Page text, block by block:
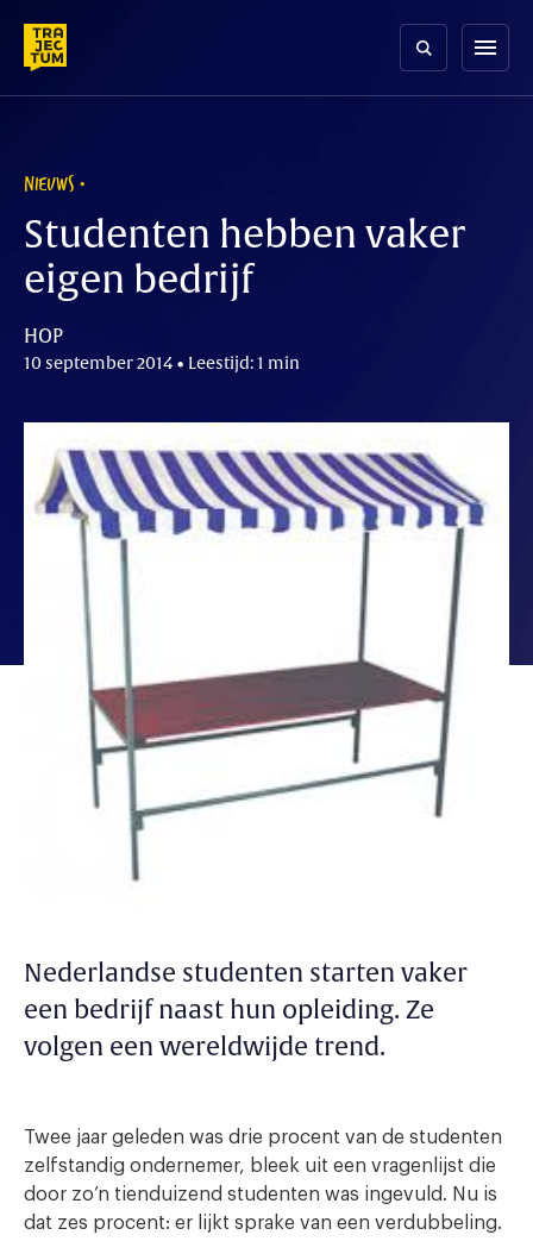
content
menu
NIEUWS
Studenten hebben vaker
eigen bedrijf
HOP
10 september 2014 • Leestijd: 1 min
Nederlandse studenten starten vaker
een bedrijf naast hun opleiding. Ze
volgen een wereldwijde trend.
Twee jaar geleden was drie procent van de studenten
zelfstandig ondernemer, bleek uit een vragenlijst die
door zo’n tienduizend studenten was ingevuld. Nu is
dat zes procent: er lijkt sprake van een verdubbeling.